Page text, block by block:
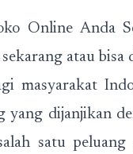
Online Anda
atau
masyarakat
yang dijanjikan
satu